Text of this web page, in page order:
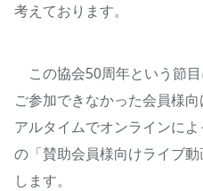
考えております。
この協会50周年という節
ご参加できなかった会員様
アルタイムでオンラインに
の「賛助会員様向けライブ
します。